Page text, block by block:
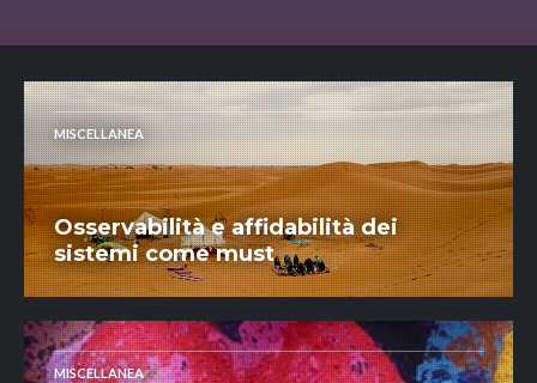
MISCELLANEA
Osservabilità e affidabilità dei
sistemi come must
MISCELLANEA